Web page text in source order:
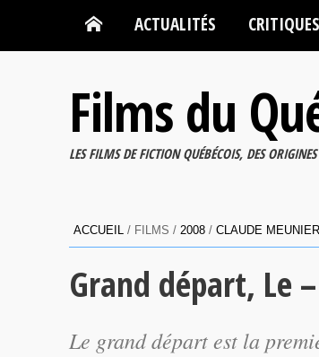
ACTUALITÉS CRITIQUES
Films du
LES FILMS DE FICTION QUÉBÉCOIS, DES
ACCUEIL / FILMS / 2008 / CLAUDE MEUNIER
Grand départ, Le
Le grand départest la